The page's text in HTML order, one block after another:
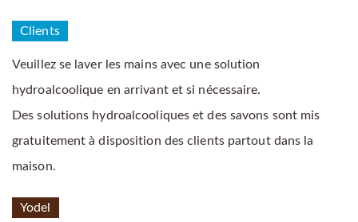
Clients
Veuillez se laver les mains avec une solution
hydroalcoolique en arrivant et si nécessaire.
Des solutions hydroalcooliques et des savons sont mis
gratuitement à disposition des clients partout dans la
maison.
Yodel